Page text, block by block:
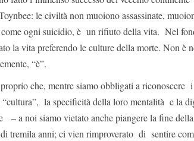
le civiltà non muoiono assassinate,
ogni suicidio, è un rifiuto della vita. Nel
la vita preferendo le culture della morte. Non è
“è”.
che, mentre siamo obbligati a
la specificità della loro mentalità e la
– a noi siamo vietato anche piangere la fine
tremila anni; ci vien rimproverato di sentire